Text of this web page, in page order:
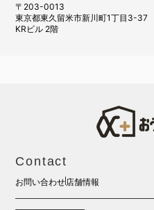
〒203-0013
東京都東久留米市新川町1丁目3-37
KRビル 2階
Contact
お問い合わせ 店舗情報